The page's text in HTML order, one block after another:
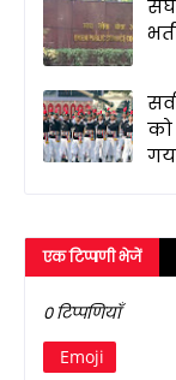
को
एक टिप्पणी भेजें
0 टिप्पणियाँ
Emoji